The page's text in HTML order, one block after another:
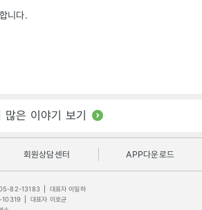
합니다.
많은 이야기 보기
회원상담센터 APP다운로드
82-13183
대표자 이일하
대표자 이호균